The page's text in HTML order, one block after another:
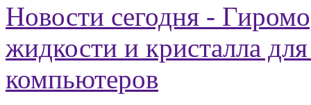
Новости сегодня -
жидкости и кристалла
компьютеров